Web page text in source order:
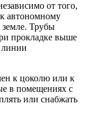
от того,
автономному
Трубы
прокладке выше
линии
к цоколю или к
в помещениях с
или снабжать